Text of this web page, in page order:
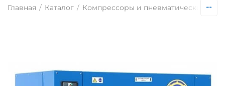
Главная / Каталог / Компрессоры и пневматическое